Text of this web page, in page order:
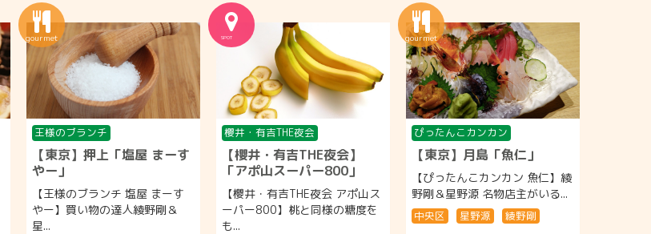
王様のブランチ
【東京】押上「塩屋 まーす
やー」
【王様のブランチ 塩屋 まーす
やー】買い物の達人綾野剛＆
星...
櫻井・有吉THE夜会
【櫻井・有吉THE夜会】
「アポ山スーパー800」
【櫻井・有吉THE夜会 アポ山ス
ーパー800】桃と同様の糖度を
も...
ぴったんこカンカン
【東京】月島「魚仁」
【ぴったんこカンカン 魚仁】綾
野剛＆星野源 名物店主がいる...
中央区 星野源 綾野剛